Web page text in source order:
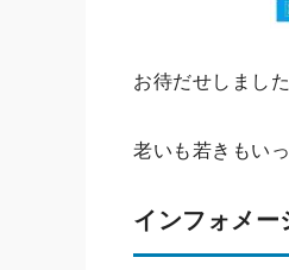
お待だせしまし
老いも若きもい
インフォメー